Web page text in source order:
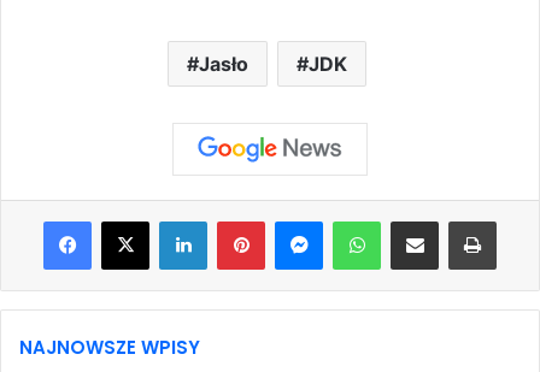
Jasło JDK
Facebook
X LinkedInPinterestMessengerWhatsAppShare via Email Print
NAJNOWSZE WPISY